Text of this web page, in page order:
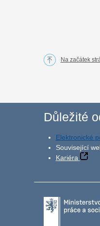
Na začátek
Důležité
Elektronické
Související
Kariéra